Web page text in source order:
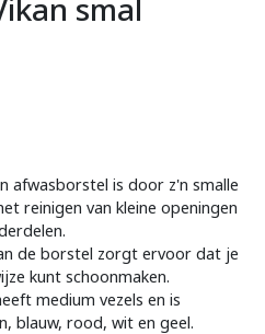
smal
afwasborstel is door z'n smalle
reinigen van kleine openingen
de borstel zorgt ervoor dat je
kunt schoonmaken.
medium vezels en is
blauw, rood, wit en geel.